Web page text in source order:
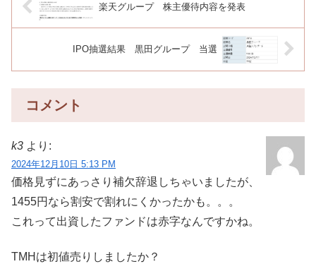
楽天グループ 株主優待内容を発表
IPO抽選結果 黒田グループ 当選
コメント
k3 より:
2024年12月10日 5:13 PM
価格見ずにあっさり補欠辞退しちゃいましたが、
1455円なら割安で割れにくかったかも。。。
これって出資したファンドは赤字なんですかね。
TMHは初値売りしましたか？